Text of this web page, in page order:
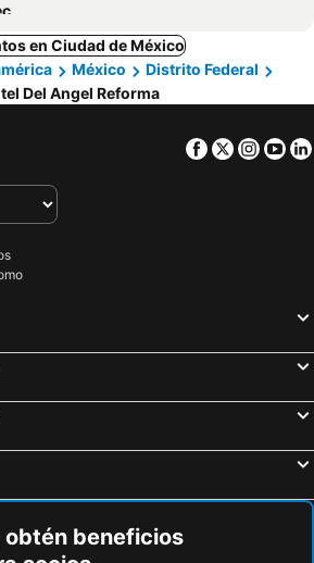
en Ciudad de México
México
Distrito Federal
Del Angel Reforma
Facebook
Twitter
obtén beneficios